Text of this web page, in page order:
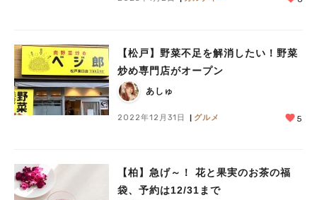
【松戸】野菜不足を解消したい！野菜
炒め専門店がオープン
あしゅ
2022年12月31日 グルメ 5
【柏】急げ～！ 花と果実のお茶の福
袋、予約は12/31まで